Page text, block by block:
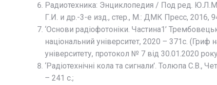
Радиотехника: Энциклопедия / Под ред.
Г.И. и др.-3-е изд., стер., М.: ДМК Пресс, 2016,
‘Основи радіофотоніки. Частина1’
національний університет, 2020 – 371с.
університету, протокол № 7 від 30.01.2020
‘Радіотехнічні кола та сигнали’. Толюпа С.В.,
– 241 с.;